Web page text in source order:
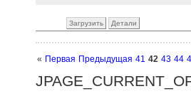
Загрузить Детали
« Первая Предыдущая 41 42 43 44